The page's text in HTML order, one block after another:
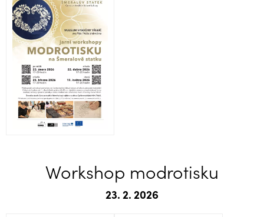
Workshop modrotisku
23. 2. 2026